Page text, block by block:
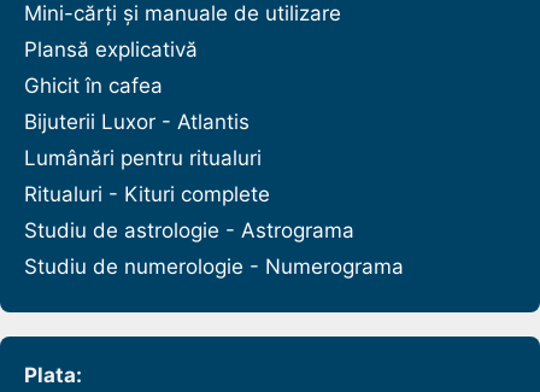
Mini-cărți și manuale de utilizare
Plansă explicativă
Ghicit în cafea
Bijuterii Luxor - Atlantis
Lumânări pentru ritualuri
Ritualuri - Kituri complete
Studiu de astrologie - Astrograma
Studiu de numerologie - Numerograma
Plata: